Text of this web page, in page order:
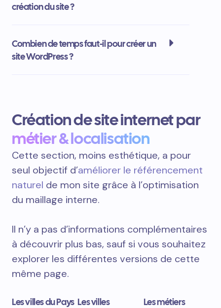
création du site ?
Combien de temps faut-il pour créer un
site WordPress ?
Création de site internet par
métier & localisation
Cette section, moins esthétique, a pour
seul objectif d’améliorer le référencement
naturel de mon site grâce à l’optimisation
du maillage interne.
Il n’y a pas d’informations complémentaires
à découvrir plus bas, sauf si vous souhaitez
explorer les différentes versions de cette
même page.
Les villes du Pays Les villes
Les métiers